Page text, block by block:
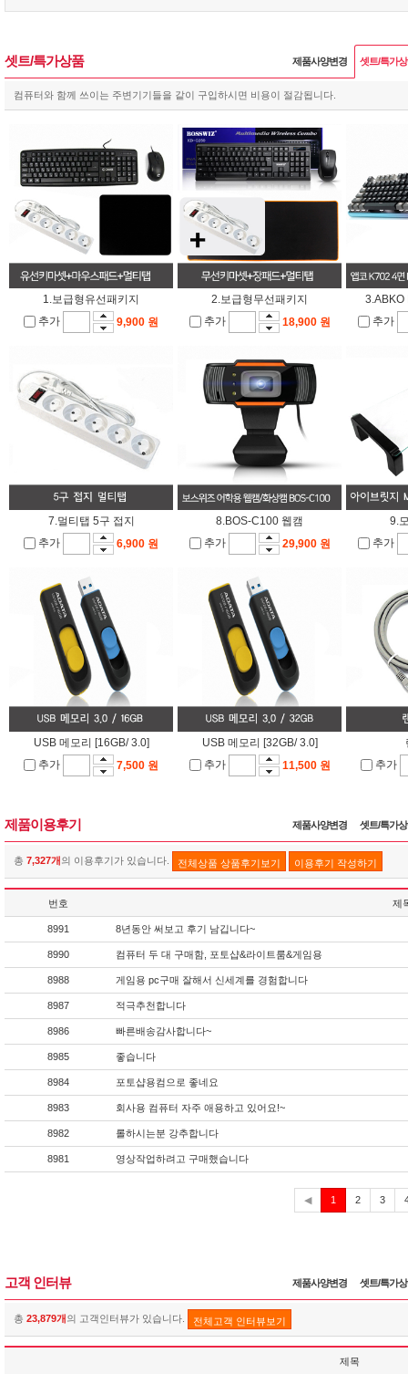
셋트/특가상품 제품사양변경 셋트/특가
컴퓨터와 함께 쓰이는 주변기기들을 같이 구입하시면 비용이 절감됩니다.
1.보급형유선패키지
추가
9,900 원
2.보급형무선패키지
추가
18,900 원
3.ABKO
추가
7.멀티탭 5구 접지
추가
6,900 원
8.BOS-C100 웹캠
추가
29,900 원
9.
추가
USB 메모리 [16GB/ 3.0]
추가
7,500 원
USB 메모리 [32GB/ 3.0]
추가
11,500 원
추가
제품이용후기 제품사양변경 셋트/특가
총 7,327개의 이용후기가 있습니다. 전체상품 상품후기보기 이용후기 작성하기
번호 제
8991 8년동안 써보고 후기 남깁니다~
8990 컴퓨터 두 대 구매함, 포토샵&라이트룸&게임용
8988 게임용 pc구매 잘해서 신세계를 경험합니다
8987 적극추천합니다
8986 빠른배송감사합니다~
8985 좋습니다
8984 포토샵용컴으로 좋네요
8983 회사용 컴퓨터 자주 애용하고 있어요!~
8982 롤하시는분 강추합니다
8981 영상작업하려고 구매했습니다
◀ 1
재
2 3
고객 인터뷰 제품사양변경 셋트/특가
총 23,879개의 고객인터뷰가 있습니다. 전체고객 인터뷰보기
제목